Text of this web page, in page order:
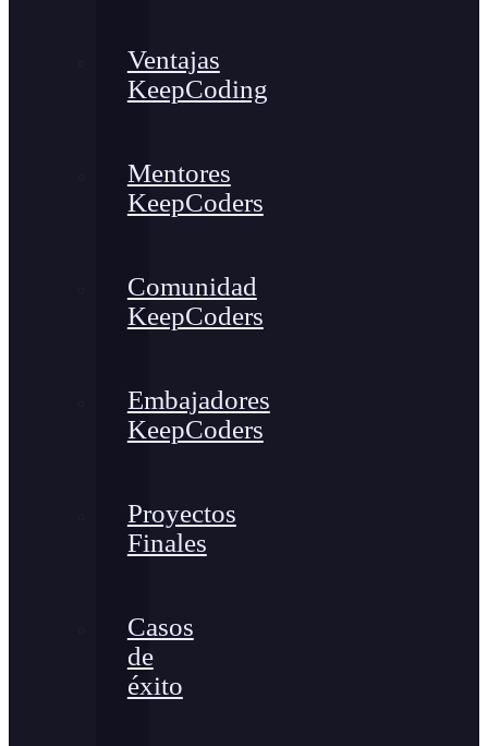
Ventajas
KeepCoding
Mentores
KeepCoders
Comunidad
KeepCoders
Embajadores
KeepCoders
Proyectos
Finales
Casos
de
éxito